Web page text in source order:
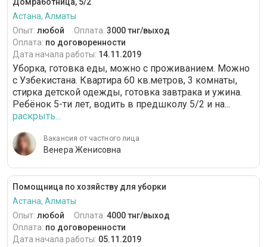
Домработница, 5/2
Астана, Алматы
Опыт: любой Оплата: 3000 тнг/выход
Оплата: по договоренности
Дата начала работы: 14.11.2019
Уборка, готовка еды, можно с проживанием. Можно
с Узбекистана. Квартира 60 кв.метров, 3 комнаты,
стирка детской одежды, готовка завтрака и ужина.
Ребёнок 5-ти лет, водить в предшколу 5/2 и на...
раскрыть...
Вакансия от частного лица
Венера Женисовна
Помощница по хозяйству для уборки
Астана, Алматы
Опыт: любой Оплата: 4000 тнг/выход
Оплата: по договоренности
Дата начала работы: 05.11.2019